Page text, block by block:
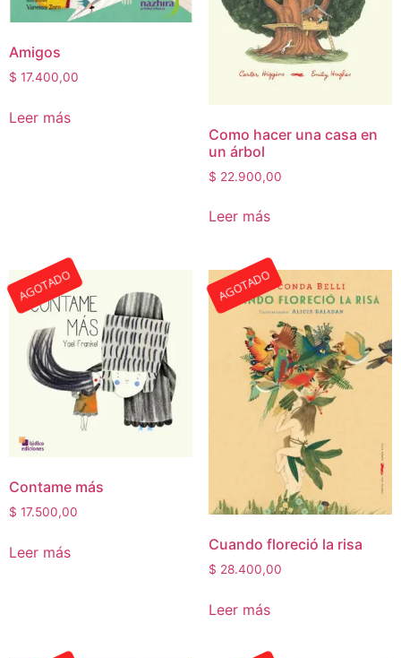
Amigos
$ 17.400,00
Leer más
Como hacer una casa en
un árbol
$ 22.900,00
Leer más
AGOTADO
Contame más
$ 17.500,00
Leer más
AGOTADO
Cuando floreció la risa
$ 28.400,00
Leer más